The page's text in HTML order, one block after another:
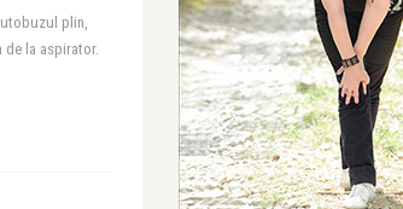
plin,
la aspirator.